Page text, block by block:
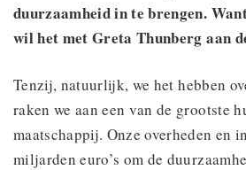
duurzaamheid in te brengen.
wil het met Greta Thunberg aan
Tenzij, natuurlijk, we het hebben
raken we aan een van de grootste
maatschappij. Onze overheden en
miljarden euro’s om de